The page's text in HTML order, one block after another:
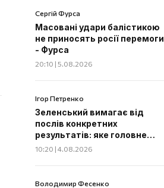
Сергій Фурса
Масовані удари балістикою
не приносять росії перемоги
- Фурса
20:10 | 5.08.2026
Ігор Петренко
Зеленський вимагає від
послів конкретних
результатів: яке головне
завдання дипломатів
10:20 | 4.08.2026
Володимир Фесенко